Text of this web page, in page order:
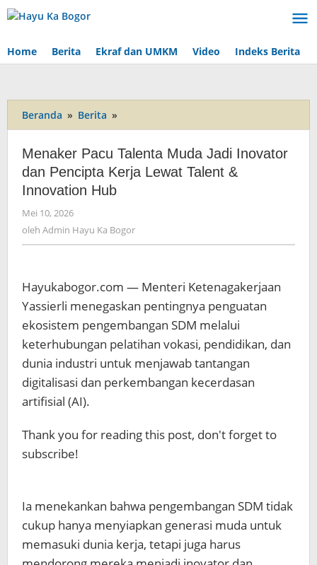
Lewati
ke
Home
Berita Ekraf dan UMKM Video Indeks Berita
Beranda » Berita »
Pacu
Talenta
Muda
Jadi
Kerja
Lewat
Innovation
Hub
Menaker Pacu Talenta Muda Jadi Inovator
dan Pencipta Kerja Lewat Talent &
Innovation Hub
Mei 10, 2026
Admin
Hayu
oleh Admin Hayu Ka Bogor
Hayukabogor.com — Menteri Ketenagakerjaan
Yassierli menegaskan pentingnya penguatan
ekosistem pengembangan SDM melalui
keterhubungan pelatihan vokasi, pendidikan, dan
dunia industri untuk menjawab tantangan
digitalisasi dan perkembangan kecerdasan
artifisial (AI).
Thank you for reading this post, don't forget to
subscribe!
Ia menekankan bahwa pengembangan SDM tidak
cukup hanya menyiapkan generasi muda untuk
memasuki dunia kerja, tetapi juga harus